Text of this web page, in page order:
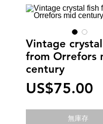
Vintage
from Orrefors
century
US$75.00
無庫存